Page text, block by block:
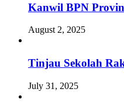
Kanwil BPN
August 2, 2025
Tinjau Sekolah
July 31, 2025